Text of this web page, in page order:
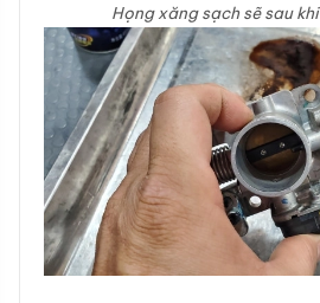
Họng xăng sạch sẽ sau